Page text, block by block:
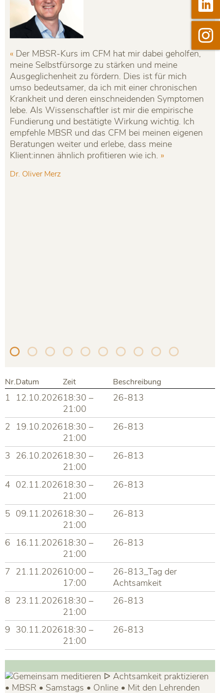
Der MBSR-Kurs im CFM hat mir dabei geholfen,
meine Selbstfürsorge zu stärken und meine
Ausgeglichenheit zu fördern. Dies ist für mich
umso bedeutsamer, da ich mit einer chronischen
Krankheit und deren einschneidenden Symptomen
lebe. Als Wissenschaftler ist mir die empirische
Fundierung und bestätigte Wirkung wichtig. Ich
empfehle MBSR und das CFM bei meinen eigenen
Beratungen weiter und erlebe, dass meine
Klient:innen ähnlich profitieren wie ich.
Dr. Oliver Merz
Nr.Datum Zeit Beschreibung
1 12.10.202618:30 –
21:00
26-813
2 19.10.202618:30 –
21:00
26-813
3 26.10.202618:30 –
21:00
26-813
4 02.11.202618:30 –
21:00
26-813
5 09.11.202618:30 –
21:00
26-813
6 16.11.202618:30 –
21:00
26-813
7 21.11.202610:00 –
17:00
26-813_Tag der
Achtsamkeit
8 23.11.202618:30 –
21:00
26-813
9 30.11.202618:30 –
21:00
26-813

